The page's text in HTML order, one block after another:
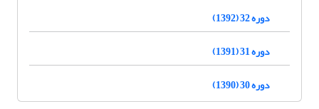
دوره 32 (1392)
دوره 31 (1391)
دوره 30 (1390)